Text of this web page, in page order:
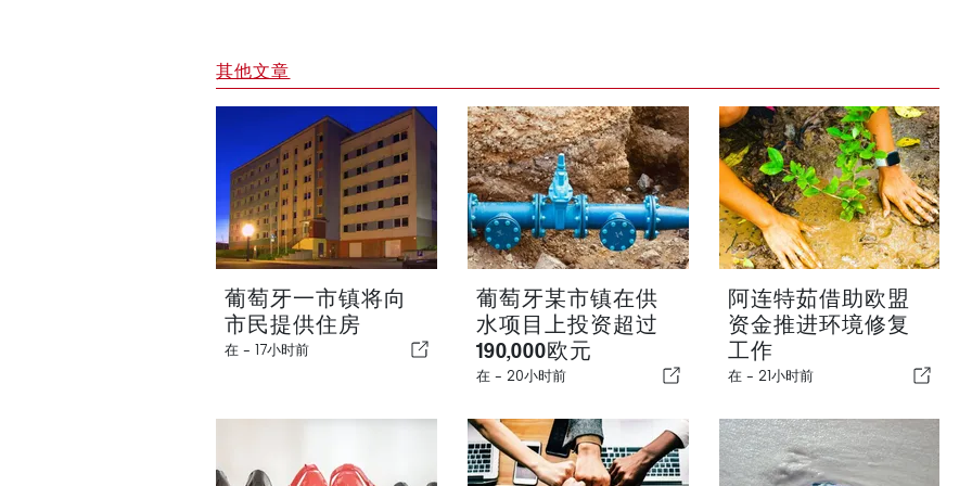
其他文章
葡萄牙一市镇将向
市民提供住房
在 -17小时前
葡萄牙某市镇在供
水项目上投资超过
190,000欧元
在 - 20小时前
阿连特茹借助欧盟
资金推进环境修复
工作
在 - 21小时前